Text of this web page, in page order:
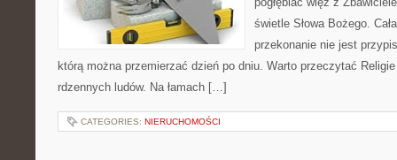
świetle Słowa Bożego.
przekonanie nie jest
którą można przemierzać dzień po dniu. Warto przeczytać
rdzennych ludów. Na łamach […]
CATEGORIES: NIERUCHOMOŚCI